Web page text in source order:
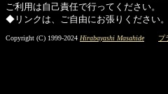
ご利用は自己責任で行ってください。
◆リンクは、ご自由にお張りください。
Copyright (C) 1999-2024 Hirabayashi Masahide プ